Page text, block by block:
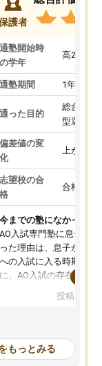
護者
通塾開始時
の学年
高2
通塾期間 1年以上
通った目的
総合型選
型選抜対
偏差値の変
化
上がった
志望校の合
格
合格した
今までの塾になかった
AO入試専門塾に息子を
った理由は、息子が高校
への入試に入る時期に差
に、AO入試の存在を息
たことから、AOIに入塾
で、AO入試を改めて知
それに対しての具体的な
投稿日：
もっとみる